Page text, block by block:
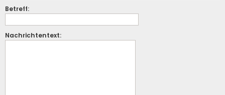
Betreff:
Nachrichtentext: